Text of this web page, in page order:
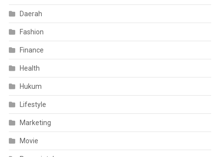
Daerah
Fashion
Finance
Health
Hukum
Lifestyle
Marketing
Movie